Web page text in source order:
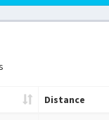
Distance